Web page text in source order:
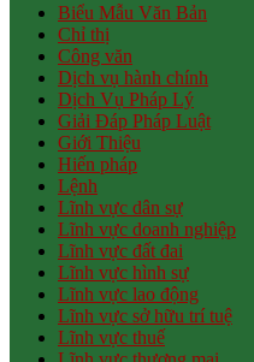
Biểu Mẫu Văn Bản
Chỉ thị
Công văn
Dịch vụ hành chính
Dịch Vụ Pháp Lý
Giải Đáp Pháp Luật
Giới Thiệu
Hiến pháp
Lệnh
Lĩnh vực dân sự
Lĩnh vực doanh nghiệp
Lĩnh vực đất đai
Lĩnh vực hình sự
Lĩnh vực lao động
Lĩnh vực sở hữu trí tuệ
Lĩnh vực thuế